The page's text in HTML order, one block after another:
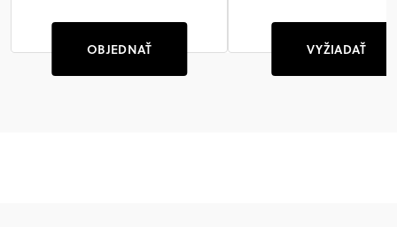
OBJEDNAŤ VYŽIADAŤ